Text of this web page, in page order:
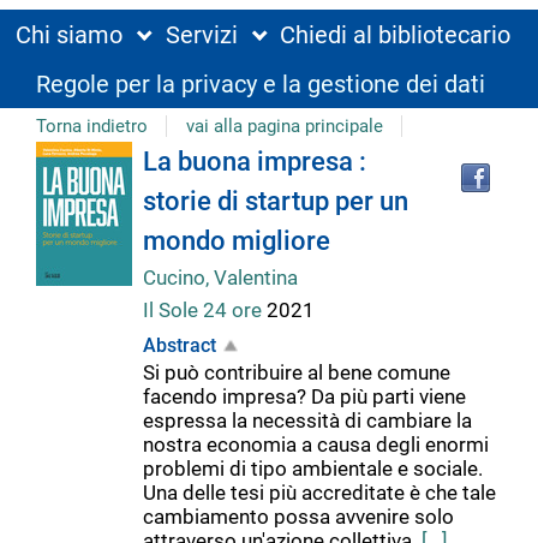
Chi siamo Servizi
Chiedi al bibliotecario
Regole per la privacy e la gestione dei dati
Torna indietro vai alla pagina principale
Dettaglio
del
documento
La buona impresa :
storie di startup per un
mondo migliore
Cucino, Valentina
Il Sole 24 ore 2021
Abstract
Si può contribuire al bene comune
facendo impresa? Da più parti viene
espressa la necessità di cambiare la
nostra economia a causa degli enormi
problemi di tipo ambientale e sociale.
Una delle tesi più accreditate è che tale
cambiamento possa avvenire solo